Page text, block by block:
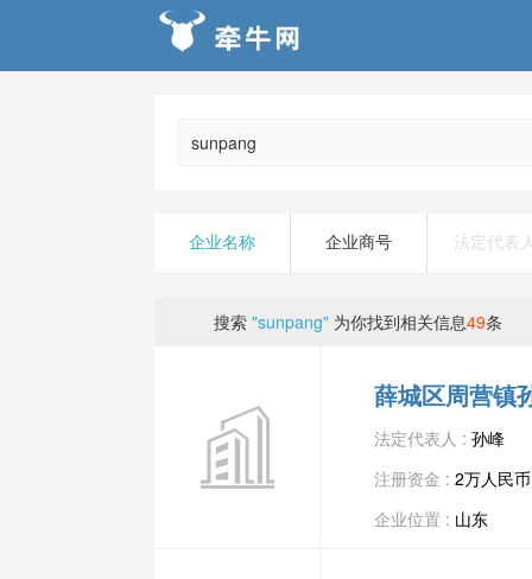
企业名称 企业商号 法定代表
搜索 "sunpang" 为你找到相关信息49条
薛城区周营镇
法定代表人 : 孙峰
注册资金 : 2万人民币
企业位置 : 山东